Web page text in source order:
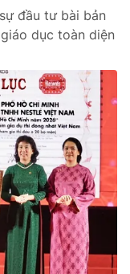
đầu tư bài bản
dục toàn diện